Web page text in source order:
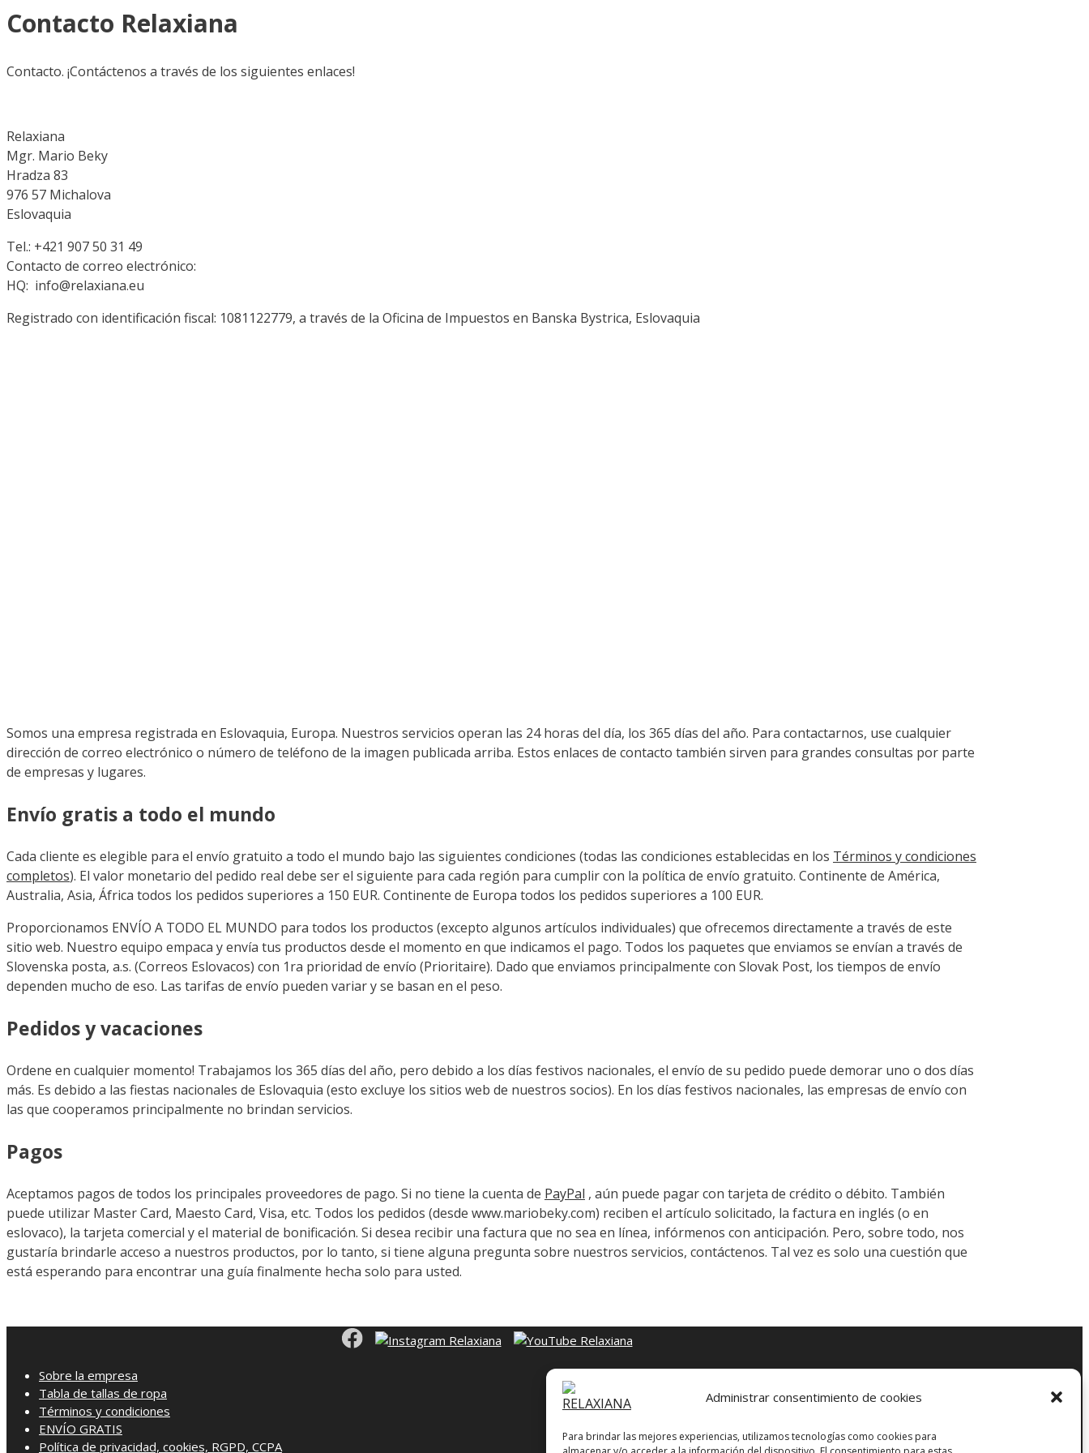
Administrar consentimiento de cookies
Para brindar las mejores experiencias, utilizamos tecnologías como cookies para
Contacto Relaxiana
Contacto. ¡Contáctenos a través de los siguientes enlaces!
Relaxiana
Mgr. Mario Beky
Hradza 83
976 57 Michalova
Eslovaquia
Tel.: +421 907 50 31 49
Contacto de correo electrónico:
HQ: info@relaxiana.eu
Registrado con identificación fiscal: 1081122779, a través de la Oficina de Impuestos en Banska Bystrica, Eslovaquia
Somos una empresa registrada en Eslovaquia, Europa. Nuestros servicios operan las 24 horas del día, los 365 días del año. Para contactarnos, use cualquier
dirección de correo electrónico o número de teléfono de la imagen publicada arriba. Estos enlaces de contacto también sirven para grandes consultas por parte
de empresas y lugares.
Envío gratis a todo el mundo
Cada cliente es elegible para el envío gratuito a todo el mundo bajo las siguientes condiciones (todas las condiciones establecidas en los Términos y condiciones
completos). El valor monetario del pedido real debe ser el siguiente para cada región para cumplir con la política de envío gratuito. Continente de América,
Australia, Asia, África todos los pedidos superiores a 150 EUR. Continente de Europa todos los pedidos superiores a 100 EUR.
Proporcionamos ENVÍO A TODO EL MUNDO para todos los productos (excepto algunos artículos individuales) que ofrecemos directamente a través de este
sitio web. Nuestro equipo empaca y envía tus productos desde el momento en que indicamos el pago. Todos los paquetes que enviamos se envían a través de
Slovenska posta, a.s. (Correos Eslovacos) con 1ra prioridad de envío (Prioritaire). Dado que enviamos principalmente con Slovak Post, los tiempos de envío
dependen mucho de eso. Las tarifas de envío pueden variar y se basan en el peso.
Pedidos y vacaciones
Ordene en cualquier momento! Trabajamos los 365 días del año, pero debido a los días festivos nacionales, el envío de su pedido puede demorar uno o dos días
más. Es debido a las fiestas nacionales de Eslovaquia (esto excluye los sitios web de nuestros socios). En los días festivos nacionales, las empresas de envío con
las que cooperamos principalmente no brindan servicios.
Pagos
Aceptamos pagos de todos los principales proveedores de pago. Si no tiene la cuenta de PayPal , aún puede pagar con tarjeta de crédito o débito. También
puede utilizar Master Card, Maesto Card, Visa, etc. Todos los pedidos (desde www.mariobeky.com) reciben el artículo solicitado, la factura en inglés (o en
eslovaco), la tarjeta comercial y el material de bonificación. Si desea recibir una factura que no sea en línea, infórmenos con anticipación. Pero, sobre todo, nos
gustaría brindarle acceso a nuestros productos, por lo tanto, si tiene alguna pregunta sobre nuestros servicios, contáctenos. Tal vez es solo una cuestión que
está esperando para encontrar una guía finalmente hecha solo para usted.
Sobre la empresa
Tabla de tallas de ropa
Términos y condiciones
ENVÍO GRATIS
Política de privacidad, cookies, RGPD, CCPA